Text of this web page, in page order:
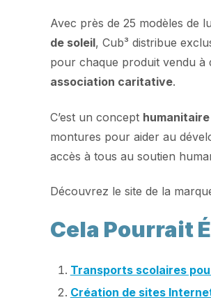
Avec près de 25 modèles de
de soleil, Cub³ distribue
pour chaque produit vendu à
association caritative.
C’est un concept humanitaire
montures pour aider au
accès à tous au soutien
Découvrez le site de la
Cela Pourrait
Transports scolaires
Création de sites